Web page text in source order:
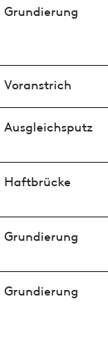
Grundierung
Voranstrich
Ausgleichsputz
Haftbrücke
Grundierung
Grundierung